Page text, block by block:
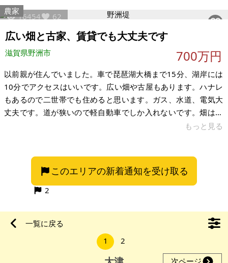
案件です 場所：滋賀県高島市安曇川町長尾 土地：430㎡ 約
130坪 建物：なし 構造：なし 現況：更地 希望価格：150万円
上水：団地専用 下水：合併式浄化槽 電気：関西電力 ※引き
込み及び設置工事要 ※令和4年度固定資産税：非課
16454 62
農家
広い畑と古家、賃貸でも大丈夫です
滋賀県野洲市 700万円
以前親が住んでいました。車で琵琶湖大橋まで15分、湖岸には
10分でアクセスはいいです。広い畑や古屋もあります。ハナレ
もあるので二世帯でも住めると思います。ガス、水道、電気大
丈夫です。道が狭いので軽自動車でしか入れないです。畑は広
ターまで車で15分です。近隣月極駐車場有ります。 賃貸でも買
取でも大丈夫です。石川県の被災された方には格安で賃貸しよ
うと考えています。 【物件概要】※古屋付土地（現状渡し）と
もっと見る
このエリアの新着通知を受け取る
2
一覧に戻る
1
2
次ページ